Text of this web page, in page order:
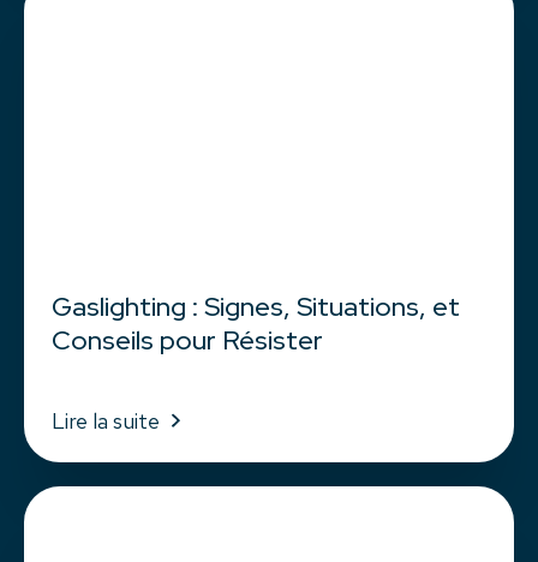
Gaslighting : Signes, Situations, et
Conseils pour Résister
Lire la suite